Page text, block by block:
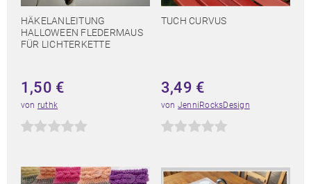
HÄKELANLEITUNG
HALLOWEEN FLEDERMAUS
FÜR LICHTERKETTE
1,50 €
von ruthk
TUCH CURVUS
3,49 €
von JenniRocksDesign